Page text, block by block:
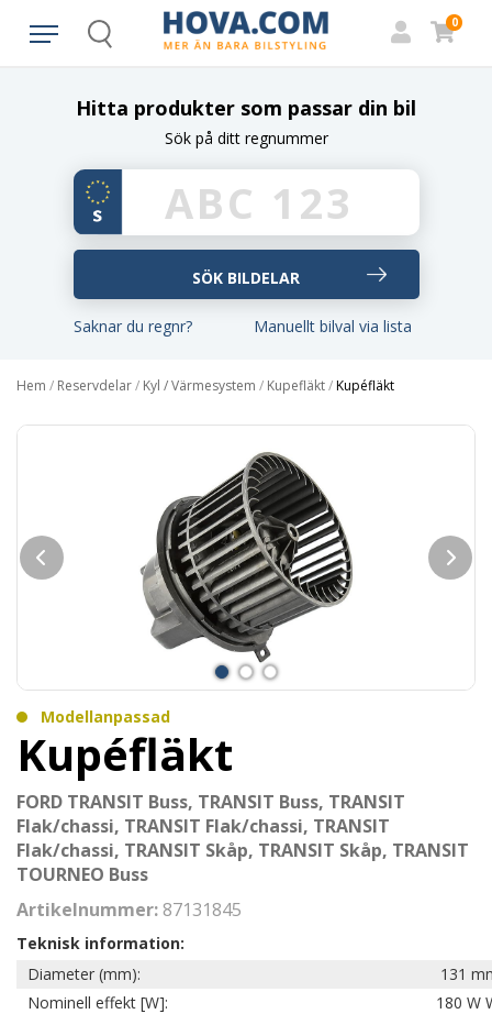
Search
0
Hitta produkter som passar din bil
Sök på ditt regnummer
Saknar du regnr? Manuellt bilval via lista
Hem / Reservdelar/ Kyl / Värmesystem / Kupefläkt/Kupéfläkt
Modellanpassad
Kupéfläkt
FORD TRANSIT Buss, TRANSIT Buss, TRANSIT
Flak/chassi, TRANSIT Flak/chassi, TRANSIT
Flak/chassi, TRANSIT Skåp, TRANSIT Skåp, TRANSIT
TOURNEO Buss
Artikelnummer: 87131845
Teknisk information:
Diameter (mm):
131
Nominell effekt [W]:
180 W